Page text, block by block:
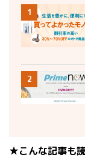
1
2
★こんな記事も